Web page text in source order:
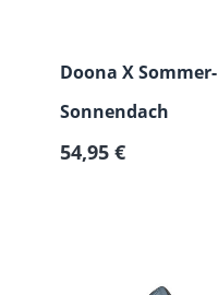
Doona X Sommer-
Sonnendach
Regulärer Preis:
54,95 €